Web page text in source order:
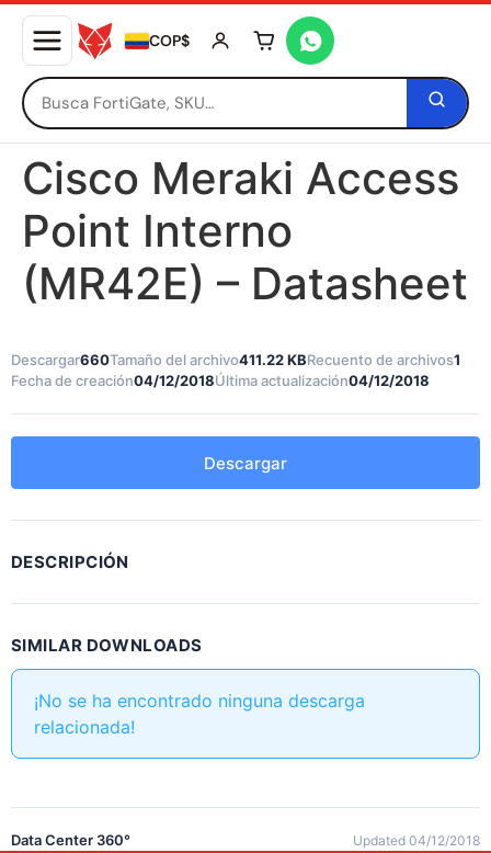
COP$ Tu carrito está vacío
Cisco Meraki Access
Point Interno
(MR42E) – Datasheet
Descargar660Tamaño del archivo411.22 KBRecuento de archivos1
Fecha de creación04/12/2018Última actualización04/12/2018
Descargar
DESCRIPCIÓN
SIMILAR DOWNLOADS
¡No se ha encontrado ninguna descarga
relacionada!
Data Center 360° Updated 04/12/2018